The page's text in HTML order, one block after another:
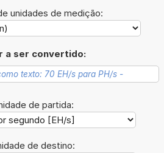
unidades de medição:
a ser convertido:
de partida:
de destino: